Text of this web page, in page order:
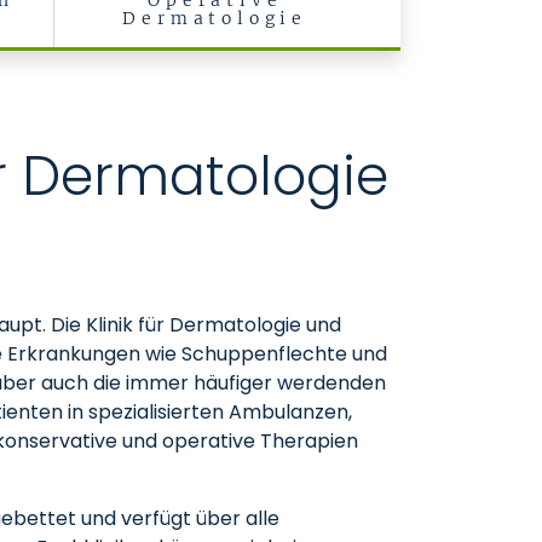
Dermatologie
Dermatologie
Die Klinik für Dermatologie und
wie Schuppenflechte und
auch die immer häufiger werdenden
in spezialisierten Ambulanzen,
und operative Therapien
und verfügt über alle